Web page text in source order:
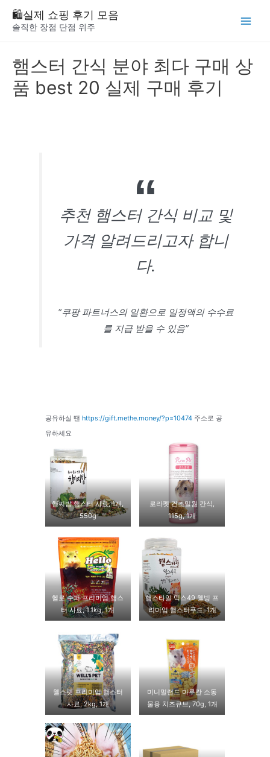
🛍️실제 쇼핑 후기 모음
솔직한 장점 단점 위주
햄스터 간식 분야 최다 구매 상
품 best 20 실제 구매 후기
추천 햄스터 간식 비교 및
가격 알려드리고자 합니
다.
“쿠팡 파트너스의 일환으로 일정액의 수수료
를 지급 받을 수 있음”
공유하실 땐 https://gift.methe.money/?p=10474주소로 공
유하세요
햄찌밥 햄스터 사료, 1개,
550g
로라펫 건조밀웜 간식,
115g, 1개
헬로 수퍼 프리미엄 햄스
터 사료, 1.1kg, 1개
햄스타일 믹스49 웰빙 프
리미엄 햄스터푸드, 1개
웰스펫 프리미엄 햄스터
사료, 2kg, 1개
미니멀랜드 마루칸 소동
물용 치즈큐브, 70g, 1개